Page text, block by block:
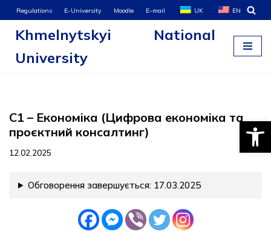
Skip
content
Regulations E-University Moodle E-mail UK EN
Khmelnytskyi National
University
С1 – Економіка (Цифрова економіка та
проєктний консалтинг)
12.02.2025
Обговорення завершується: 17.03.2025